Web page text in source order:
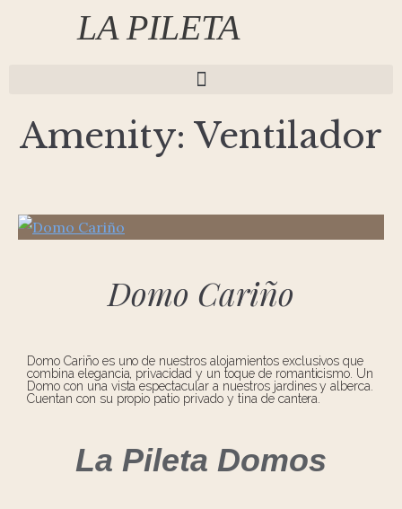
LA PILETA
Amenity: Ventilador
Domo Cariño
Domo Cariño es uno de nuestros alojamientos exclusivos que
combina elegancia, privacidad y un toque de romanticismo. Un
Domo con una vista espectacular a nuestros jardines y alberca.
Cuentan con su propio patio privado y tina de cantera.
La Pileta Domos